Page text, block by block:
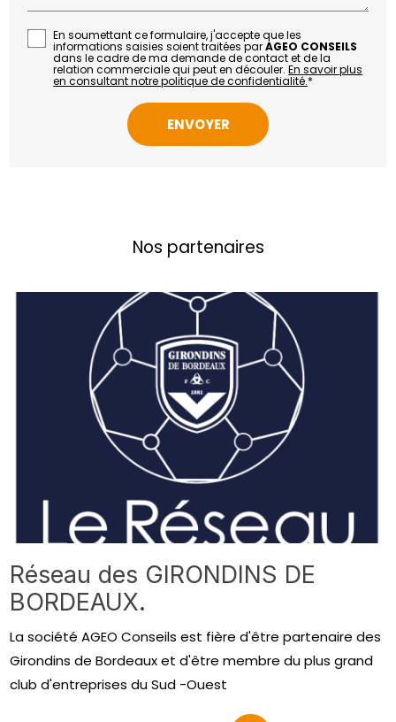
En soumettant ce formulaire, j'accepte que les
informations saisies soient traitées parAGEO CONSEILS
dans le cadre de ma demande de contact et de la
relation commerciale qui peut en découler.En savoir plus
en consultant notre politique de confidentialité.*
Nos partenaires
Réseau des GIRONDINS DE
BORDEAUX.
La société AGEO Conseils est fière d'être partenaire des
Girondins de Bordeaux et d'être membre du plus grand
club d'entreprises du Sud -Ouest